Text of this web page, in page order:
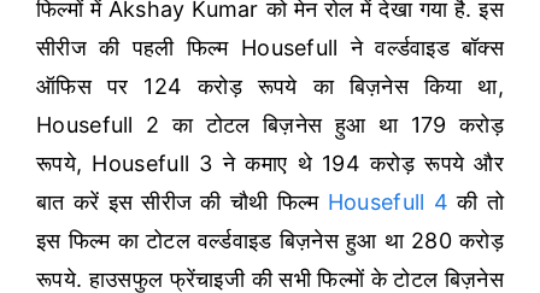
फिल्मों में Akshay Kumar को मेन रोल में देखा गया है. इस
सीरीज की पहली फिल्म Housefull ने वर्ल्डवाइड बॉक्स
ऑफिस पर 124 करोड़ रूपये का बिज़नेस किया था,
Housefull 2 का टोटल बिज़नेस हुआ था 179 करोड़
रूपये, Housefull 3 ने कमाए थे 194 करोड़ रूपये और
बात करें इस सीरीज की चौथी फिल्म Housefull 4 की तो
इस फिल्म का टोटल वर्ल्डवाइड बिज़नेस हुआ था 280 करोड़
रूपये. हाउसफुल फ्रेंचाइजी की सभी फिल्मों के टोटल बिज़नेस